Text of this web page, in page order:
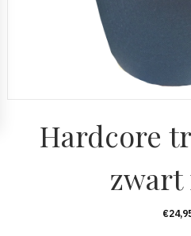
Hardcore
zwart
€